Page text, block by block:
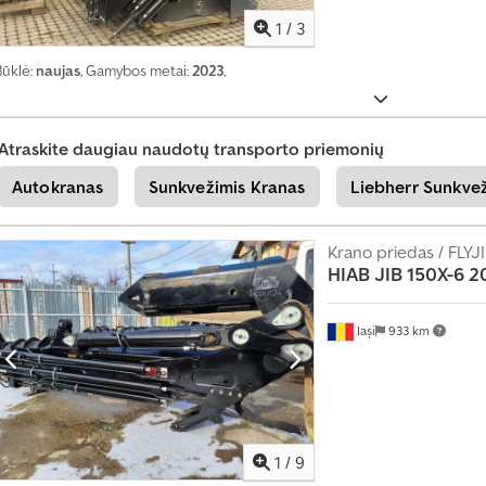
1 / 3
naujas, Gamybos metai:2023,
daugiau naudotų transporto priemonių
Autokranas
Sunkvežimis Kranas Liebherr
1 / 9
Iași 933 km
Krano priedas /
HIABJIB 150X-6